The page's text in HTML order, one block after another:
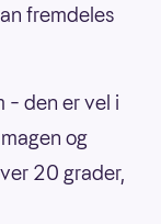
fremdeles
– den er vel i
og
20 grader,